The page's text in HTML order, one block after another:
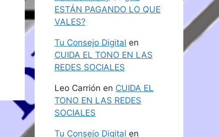
ESTÁN PAGANDO LO QUE
VALES?
Tu Consejo Digital en
CUIDA EL TONO EN LAS
REDES SOCIALES
Leo Carrión en CUIDA EL
TONO EN LAS REDES
SOCIALES
Tu Consejo Digital en